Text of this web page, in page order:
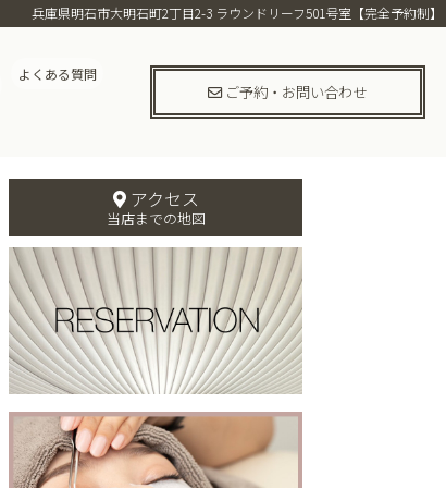
兵庫県明石市大明石町2丁目2-3 ラウンドリーフ501号室【完全予約制】
よくある質問
ご予約・お問い合わせ
アクセス
当店までの地図